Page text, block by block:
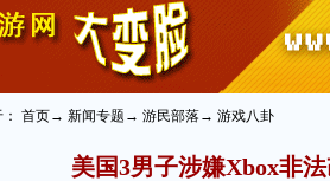
： 首页→ 新闻专题→ 游民部落→ 游戏八卦
美国3男子涉嫌Xbox非